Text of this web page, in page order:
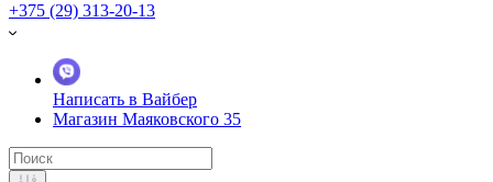
+375 (29) 313-20-13
Написать в Вайбер
Магазин Маяковского 35